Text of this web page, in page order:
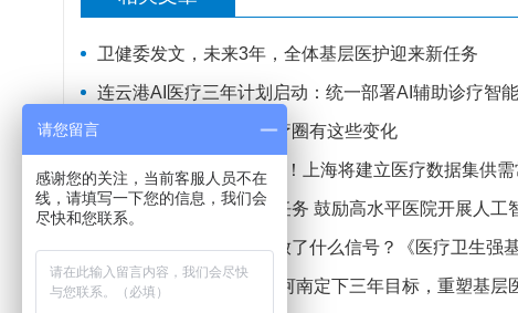
卫健委发文，未来3年，全体基层医护迎来新任务
连云港AI医疗三年计划启动：统一部署AI辅助诊疗智
安徽新规落地！全国医疗圈有这些变化
多家医院亮出“数据家底”！上海将建立医疗数据集供
江苏明确深化医改重点任务 鼓励高水平医院开展人工
强基工程中医药行动释放了什么信号？《医疗卫生强
从“齐步走”到“同质化”：河南定下三年目标，重塑基层
请您留言
感谢您的关注，当前客服人员不在
线，请填写一下您的信息，我们会
尽快和您联系。